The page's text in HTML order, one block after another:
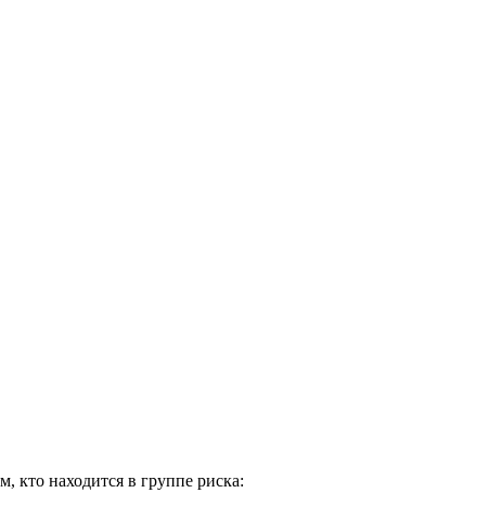
кто находится в группе риска: